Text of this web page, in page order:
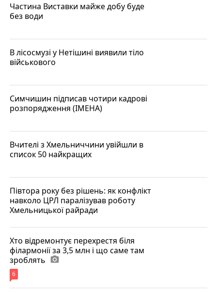
Частина Виставки майже добу буде
без води
В лісосмузі у Нетішині виявили тіло
військового
Симчишин підписав чотири кадрові
розпорядження (ІМЕНА)
Вчителі з Хмельниччини увійшли в
список 50 найкращих
Півтора року без рішень: як конфлікт
навколо ЦРЛ паралізував роботу
Хмельницької райради
Хто відремонтує перехрестя біля
філармонії за 3,5 млн і що саме там
зроблять photo_camera
6